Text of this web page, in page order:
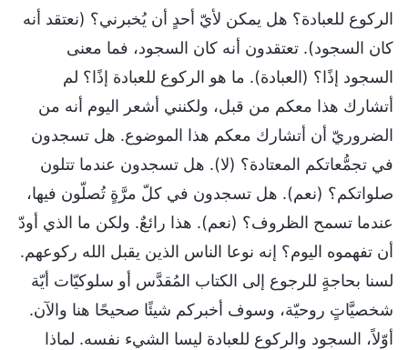
الركوع للعبادة؟ هل يمكن لأيّ أحدٍ أن يُخبرني؟ (نعتقد أنه
كان السجود). تعتقدون أنه كان السجود، فما معنى
السجود إذًا؟ (العبادة). ما هو الركوع للعبادة إذًا؟ لم
أتشارك هذا معكم من قبل، ولكنني أشعر اليوم أنه من
الضروريّ أن أتشارك معكم هذا الموضوع. هل تسجدون
في تجمُّعاتكم المعتادة؟ (لا). هل تسجدون عندما تتلون
صلواتكم؟ (نعم). هل تسجدون في كلّ مرَّةٍ تُصلّون فيها،
عندما تسمح الظروف؟ (نعم). هذا رائعٌ. ولكن ما الذي أودّ
أن تفهموه اليوم؟ إنه نوعا الناس الذين يقبل الله ركوعهم.
لسنا بحاجةٍ للرجوع إلى الكتاب المُقدَّس أو سلوكيّات أيّة
شخصيَّاتٍ روحيّة، وسوف أخبركم شيئًا صحيحًا هنا والآن.
أوّلاً، السجود والركوع للعبادة ليسا الشيء نفسه. لماذا